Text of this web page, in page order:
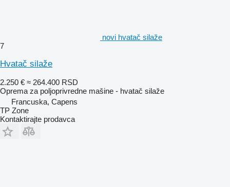
novi hvatač silaže
7
Hvatač silaže
2.250 € ≈ 264.400 RSD
Oprema za poljoprivredne mašine - hvatač silaže
Francuska, Capens
TP Zone
Kontaktirajte prodavca